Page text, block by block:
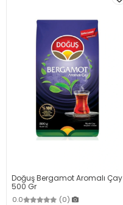
Doğuş Bergamot Aromalı Çay
500 Gr
0.0 (0)